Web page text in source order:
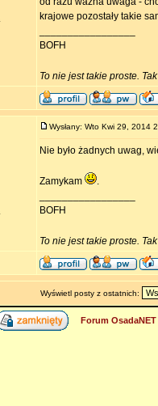
krajowe pozostały takie
BOFH
To nie jest takie proste.
Wysłany: Wto Kwi 29, 2014
Nie było żadnych uwag,
Zamykam
.
BOFH
To nie jest takie proste.
Wyświetl posty z ostatnich:
Forum